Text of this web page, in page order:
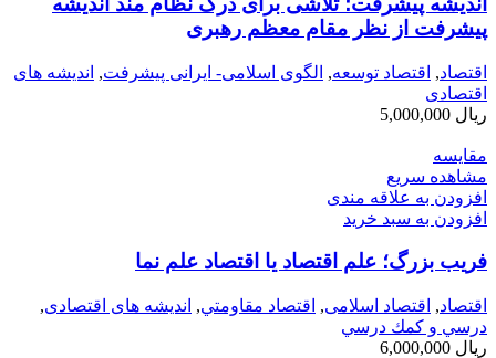
پیشرفت از نظر مقام معظم رهبری
اقتصاد, اقتصاد توسعه, الگوی اسلامی- ایرانی پیشرفت, اندیشه های
اقتصادی
ریال
مقایسه
مشاهده سریع
افزودن به علاقه مندی
افزودن به سبد خرید
فریب بزرگ؛ علم اقتصاد یا اقتصاد علم نما
اقتصاد, اقتصاد اسلامی, اقتصاد مقاومتي, اندیشه های اقتصادی,
درسي و كمك درسي
ریال